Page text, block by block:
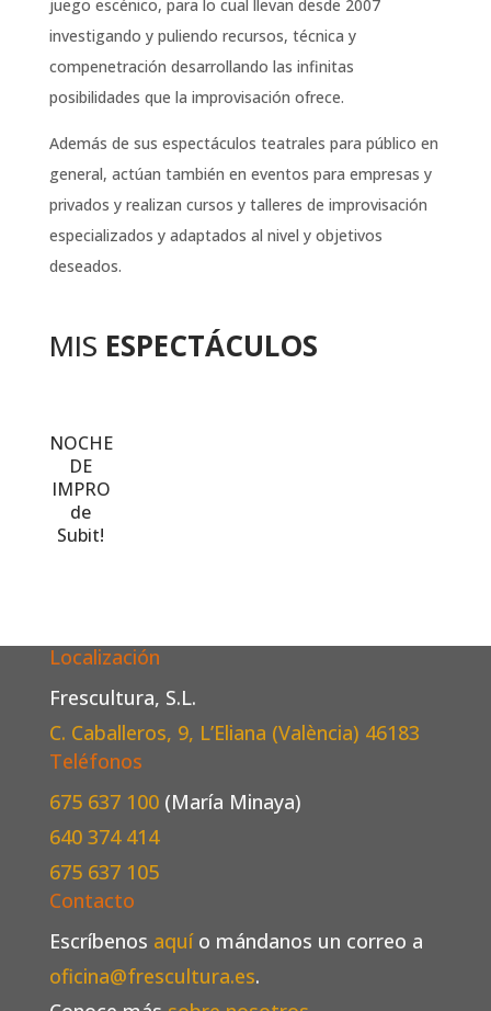
juego escénico, para lo cual llevan desde 2007
investigando y puliendo recursos, técnica y
compenetración desarrollando las infinitas
posibilidades que la improvisación ofrece.
Además de sus espectáculos teatrales para público en
general, actúan también en eventos para empresas y
privados y realizan cursos y talleres de improvisación
especializados y adaptados al nivel y objetivos
deseados.
MIS ESPECTÁCULOS
NOCHE
DE
IMPRO
de
Subit!
Localización
Frescultura, S.L.
C. Caballeros, 9, L’Eliana (València) 46183
Teléfonos
675 637 100 (María Minaya)
640 374 414
675 637 105
Contacto
Escríbenos aquío mándanos un correo a
oficina@frescultura.es.